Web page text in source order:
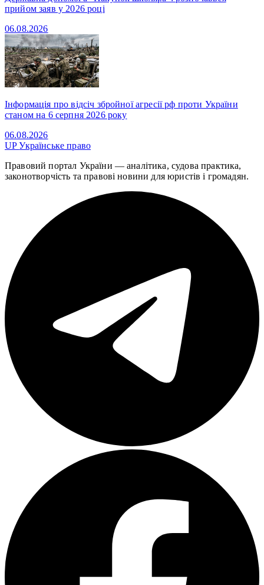
прийом заяв у 2026 році
06.08.2026
Інформація про відсіч збройної агресії рф проти України
станом на 6 серпня 2026 року
06.08.2026
UPУкраїнське право
Правовий портал України — аналітика, судова практика,
законотворчість та правові новини для юристів і громадян.